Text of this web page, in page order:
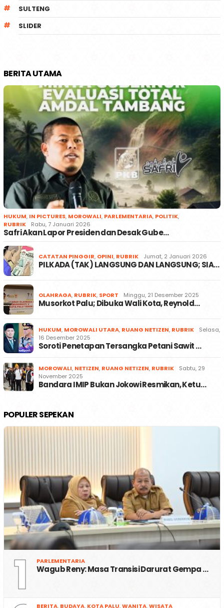
SULTENG
SLIDER
BERITA UTAMA
HUKUM, IN PICTURES, MOROWALI, PARLEMENTARIA, POLITIK,
RUBRIK
Rabu, 7 Januari 2026
Safri Akan Lapor Presiden dan Desak Gube…
CATATAN PINGGIR, OPINI, RUBRIK Jumat, 2 Januari 2026
PILKADA (TAK) LANGSUNG DAN LANGSUNG; SIA…
OLAHRAGA, RUBRIK, SPORT Minggu, 21 Desember 2025
Musorkot Palu; Dibuka Wali Kota, Reynold…
HUKUM, MOROWALI UTARA, RUANG NETIZEN, RUBRIK
Selasa,
16 Desember 2025
Soroti Penetapan Tersangka Petani Sawit …
MOROWALI, NETIZEN, RUANG NETIZEN, RUBRIK
Sabtu, 29
November 2025
Bandara IMIP Bukan Jokowi Resmikan, Ketu…
POPULER SEPEKAN
1 PARLEMENTARIA
Wagub Reny: Masa Transisi Darurat Gempa …
BERITA, BUDAYA, KOTA PALU,WANITA,WISATA